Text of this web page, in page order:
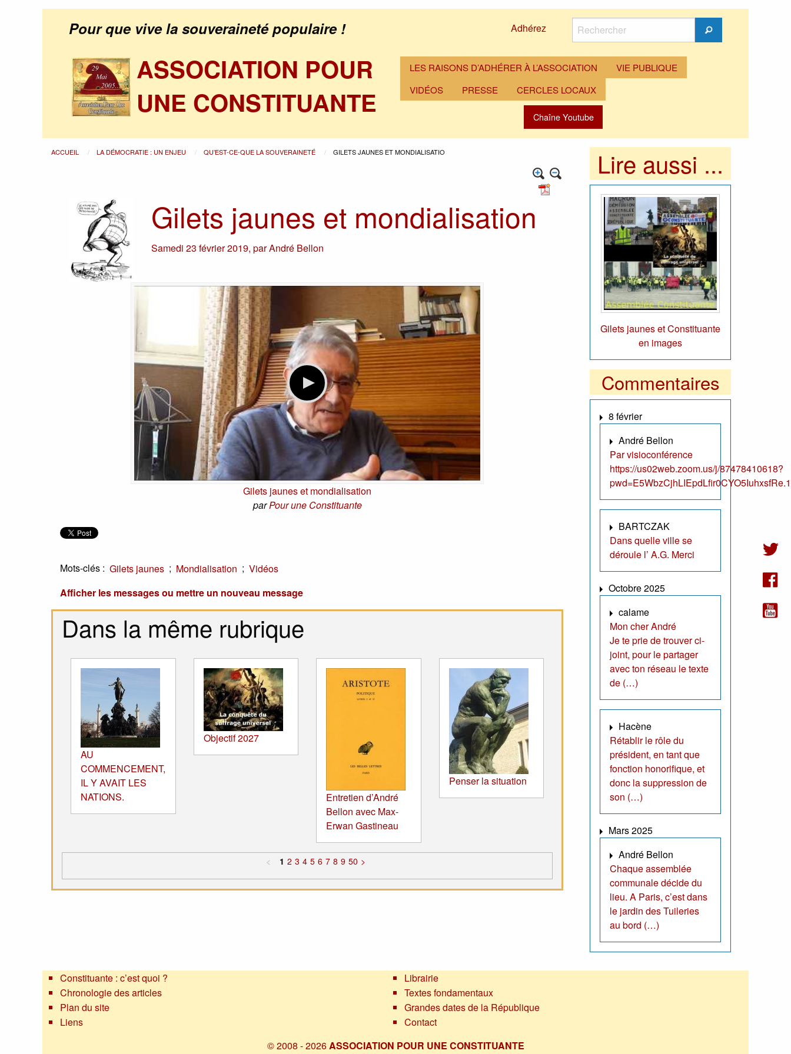
Pour que vive la souveraineté populaire ! Adhérez
Rechercher
Rechercher
ASSOCIATION POUR
UNE CONSTITUANTE
LES RAISONS D’ADHÉRER À L’ASSOCIATION
VIE PUBLIQUE
VIDÉOS
PRESSE CERCLES LOCAUX
Chaîne Youtube
ACCUEIL LA DÉMOCRATIE : UN ENJEU QU’EST-CE-QUE LA SOUVERAINETÉ GILETS JAUNES ET MONDIALISATIO
Gilets jaunes et mondialisation
Samedi 23 février 2019,parAndré Bellon
Gilets jaunes et mondialisation
parPour une Constituante
Mots-clés : Gilets jaunes ; Mondialisation ; Vidéos
Afficher les messages ou mettre un nouveau message
Dans la même rubrique
AU
COMMENCEMENT,
IL Y AVAIT LES
NATIONS.
Objectif 2027
Entretien d’André
Bellon avec Max-
Erwan Gastineau
Penser la situation
< 1 2 3 4 5 6 7 8 9 50 >
Lire aussi ...
Gilets jaunes et Constituante
en images
Commentaires
8 février
André Bellon
Par visioconférence
https://us02web.zoom.us/j/87478410618?
BARTCZAK
Dans quelle ville se
déroule l’ A.G. Merci
Octobre 2025
calame
Mon cher André
Je te prie de trouver ci-
joint, pour le partager
avec ton réseau le texte
de (…)
Hacène
Rétablir le rôle du
président, en tant que
fonction honorifique, et
donc la suppression de
son (…)
Mars 2025
André Bellon
Chaque assemblée
communale décide du
lieu. A Paris, c’est dans
le jardin des Tuileries
au bord (…)
Constituante : c’est quoi ?
Chronologie des articles
Plan du site
Liens
Librairie
Textes fondamentaux
Grandes dates de la République
Contact
© 2008 - 2026ASSOCIATION POUR UNE CONSTITUANTE